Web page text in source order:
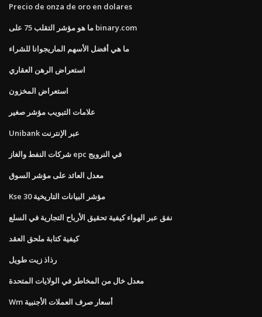
Precio de onza de oro en dolares
ما هو مؤشر التقلب 75 على binary.com
ما هي أفضل الأسهم الماريجوانا للشراء
استعراض الرهن العقاري
استعراض المخزون
علامات التبويب مؤشر صغير
Unibank عبر الإنترنت
شركات النفط والغاز epc في النرويج
معدل العائد على مؤشر السوق
Kse 30 مؤشر البيانات التاريخية
نفق عبر الهواء كيفية تحقيق الأرباح التجارية في السلع
كيفية كتابة ملحق العقد
رذاذ زيت طويل
معدل خال من المخاطر في الولايات المتحدة
Wm أسعار صرف العملات الأجنبية